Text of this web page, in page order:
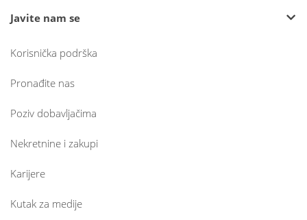
Javite nam se
Korisnička podrška
Pronađite nas
Poziv dobavljačima
Nekretnine i zakupi
Karijere
Kutak za medije